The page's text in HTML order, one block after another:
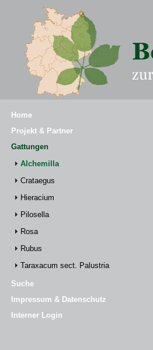
Home
Projekt & Partner
Gattungen
Alchemilla
Crataegus
Hieracium
Pilosella
Rosa
Rubus
Taraxacum sect. Palustria
Suche
Impressum & Datenschutz
Interner Login